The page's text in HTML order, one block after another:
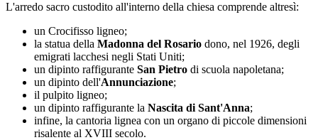
L'arredo sacro custodito all'interno della chiesa comprende altresì:
un Crocifisso ligneo;
la statua della Madonna del Rosario dono, nel 1926, degli
emigrati lacchesi negli Stati Uniti;
un dipinto raffigurante San Pietro di scuola napoletana;
un dipinto dell'Annunciazione;
il pulpito ligneo;
un dipinto raffigurante la Nascita di Sant'Anna;
infine, la cantoria lignea con un organo di piccole dimensioni
risalente al XVIII secolo.